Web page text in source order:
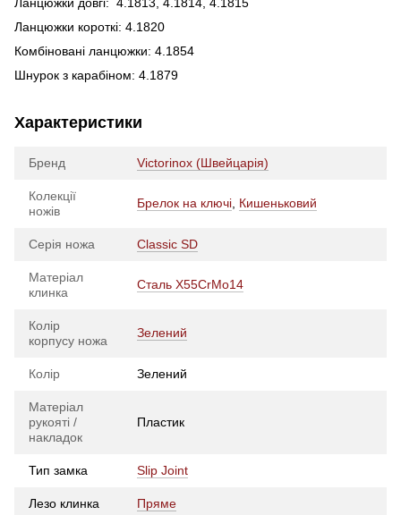
Ланцюжки довгі: 4.1813, 4.1814, 4.1815
Ланцюжки короткі: 4.1820
Комбіновані ланцюжки: 4.1854
Шнурок з карабіном: 4.1879
Характеристики
Бренд Victorinox (Швейцарія)
Колекції
ножів
Брелок на ключі, Кишеньковий
Серія ножа Classic SD
Матеріал
клинка
Сталь X55CrMo14
Колір
корпусу ножа
Зелений
Колір Зелений
Матеріал
рукояті /
накладок
Пластик
Тип замка Slip Joint
Лезо клинка Пряме